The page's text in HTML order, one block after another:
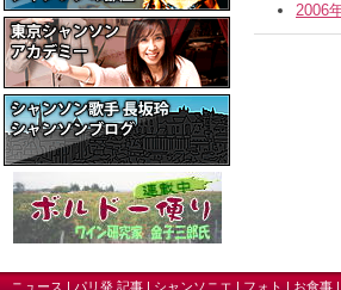
2006
ニュース | パリ発 記事 | シャンソニエ | フォト | お食事 |